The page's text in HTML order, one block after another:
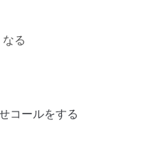
る
コールをする